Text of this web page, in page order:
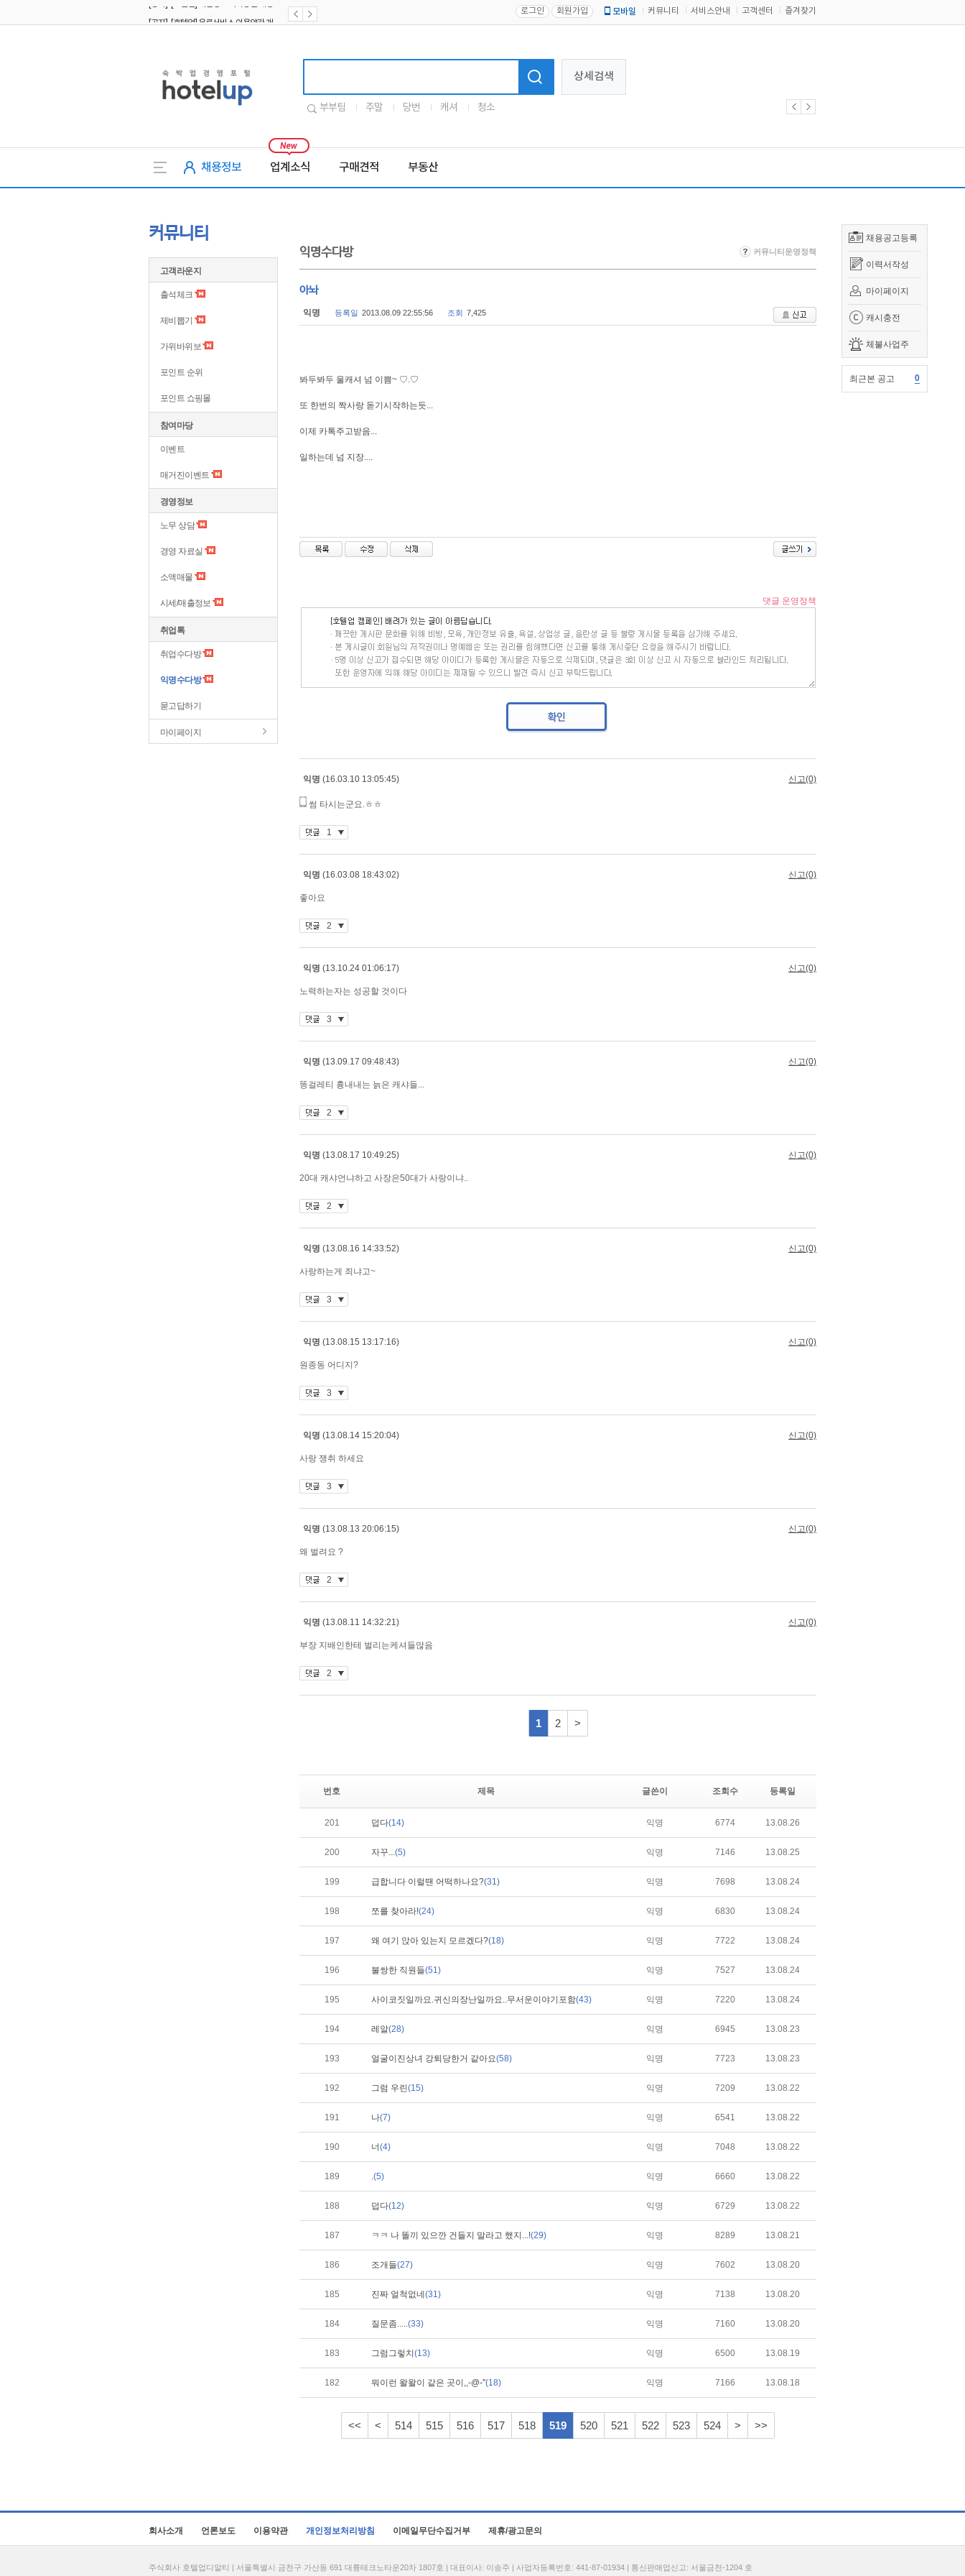
로그인 회원가입 모바일 커뮤니티 서비스안내 고객센터 즐겨찾기
상세검색
부부팀 주말 당번 캐셔 청소
채용정보 업계소식 구매견적 부동산
채용공고등록
이력서작성
마이페이지
캐시충전
체불사업주
최근본 공고 0
커뮤니티
고객라운지
출석체크
제비뽑기
가위바위보
포인트 순위
포인트 쇼핑몰
참여마당
이벤트
매거진이벤트
경영정보
노무 상담
경영 자료실
소액매물
시세/매출정보
취업톡
취업수다방
익명수다방
묻고답하기
마이페이지
익명수다방 커뮤니티운영정책
아놔
익명 등록일 2013.08.09 22:55:56 조회 7,425
봐두봐두 울캐셔 넘 이쁨~ ♡.♡
또 한번의 짝사랑 돋기시작하는듯...
이제 카톡주고받음...
일하는데 넘 지장....
번호 제목 글쓴이 조회수 등록일
201 덥다(14) 익명 6774 13.08.26
200 자꾸...(5) 익명 7146 13.08.25
199 급합니다 이럴땐 어떡하나요?(31) 익명 7698 13.08.24
198 쪼를 찾아라!(24) 익명 6830 13.08.24
197 왜 여기 앉아 있는지 모르겠다?(18) 익명 7722 13.08.24
196 불쌍한 직원들(51) 익명 7527 13.08.24
195 사이코짓일까요.귀신의장난일까요..무서운이야기포함(43) 익명 7220 13.08.24
194 레알(28) 익명 6945 13.08.23
193 얼굴이진상녀 강퇴당한거 같아요(58) 익명 7723 13.08.23
192 그럼 우린(15) 익명 7209 13.08.22
191 나(7) 익명 6541 13.08.22
190 너(4) 익명 7048 13.08.22
189 .(5) 익명 6660 13.08.22
188 덥다(12) 익명 6729 13.08.22
187 ㅋㅋ 나 똘끼 있으깐 건들지 말라고 했지...!(29) 익명 8289 13.08.21
186 조개들(27) 익명 7602 13.08.20
185 진짜 얼척없네 (31) 익명 7138 13.08.20
184 질문좀.....(33) 익명 7160 13.08.20
183 그럼그렇치 (13) 익명 6500 13.08.19
182 뭐이런 왈왈이 같은 곳이,,-@-''(18) 익명 7166 13.08.18
<< < 514 515 516 517 518 519 520 521 522 523 524 > >>
회사소개 언론보도 이용약관 개인정보처리방침 이메일무단수집거부 제휴/광고문의
주식회사 호텔업디알티 | 서울특별시 금천구 가산동 691 대륭테크노타운20차 1807호 | 대표이사: 이송주 | 사업자등록번호: 441-87-01934 | 통신판매업신고: 서울금천-1204 호